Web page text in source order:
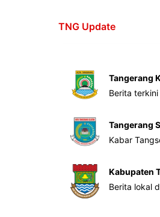
TNG Update
Tangerang
Berita
Tangerang
Kabar
Kabupaten
Berita lokal